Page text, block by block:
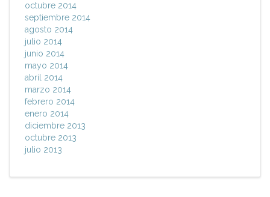
octubre 2014
septiembre 2014
agosto 2014
julio 2014
junio 2014
mayo 2014
abril 2014
marzo 2014
febrero 2014
enero 2014
diciembre 2013
octubre 2013
julio 2013